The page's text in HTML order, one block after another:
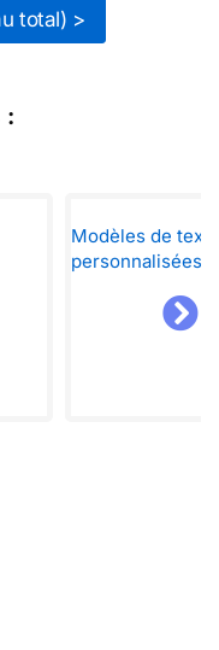
total) >
:
Modèles de
personnalisées